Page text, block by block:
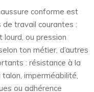
conforme est
travail courantes :
lourd, ou pression
ton métier, d’autres
: résistance à la
imperméabilité,
ou adhérence